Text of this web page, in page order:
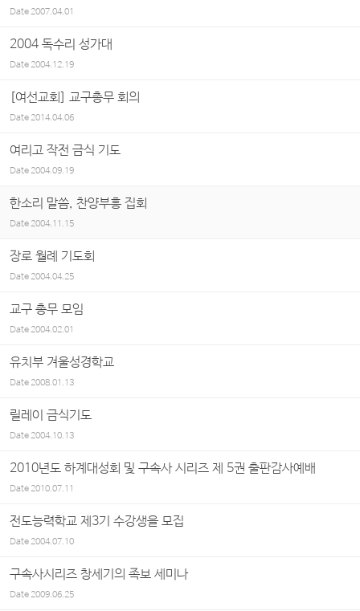
Date2007.04.01
2004 독수리 성가대
Date2004.12.19
[여선교회] 교구총무 회의
Date2014.04.06
여리고 작전 금식 기도
Date2004.09.19
한소리 말씀, 찬양부흥 집회
Date 2004.11.15
장로 월례 기도회
Date2004.04.25
교구 총무 모임
Date2004.02.01
유치부 겨울성경학교
Date2008.01.13
릴레이 금식기도
Date2004.10.13
2010년도 하계대성회 및 구속사 시리즈 제 5권 출판감사예배
Date2010.07.11
전도능력학교 제3기 수강생을 모집
Date2004.07.10
구속사시리즈 창세기의 족보 세미나
Date2009.06.25